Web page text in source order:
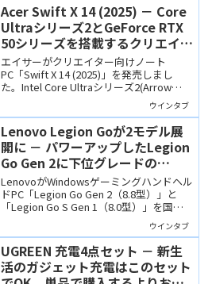
Acer Swift X 14 (2025) － Core
Ultraシリーズ2とGeForce RTX
50シリーズを搭載するクリエイタ
ー向け14.5インチノート
エイサーがクリエイター向けノート
PC「Swift X 14 (2025)」を発売しまし
た。Intel Core Ultraシリーズ2(Arrow
Lake-H)とGeForce RTX 50シリーズを搭
載し、ディスプレイは14.5インチの有機
EL。スペックの割にコンパクトなサイズ
です。
ウインタブ
Lenovo Legion Goが2モデル展
開に － パワーアップしたLegion
Go Gen 2に下位グレードの
Legion Go S Gen 1が加わりまし
た
LenovoがWindowsゲーミングハンドヘル
ドPC「Legion Go Gen 2（8.8型）」と
「Legion Go S Gen 1（8.0型）」を国内
発売しました。従来のLegion Goが高性
能なGen 2へ進化し、新たに価格を抑えた
下位グレードのLegion Go Sが加わり、2
モデル展開に。
ウインタブ
UGREEN 充電4点セット － 新生
活のガジェット充電はこのセット